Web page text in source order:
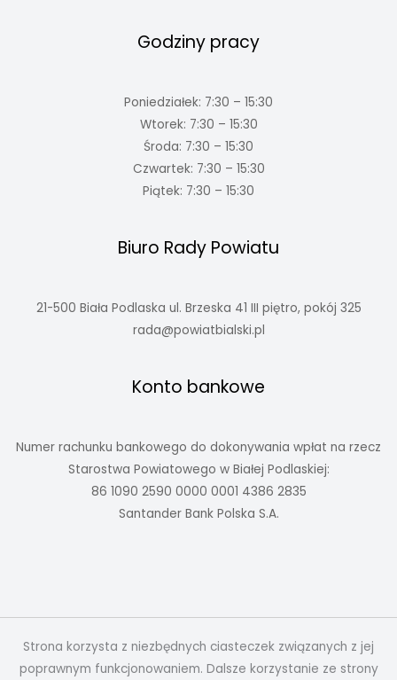
Godziny pracy
Poniedziałek: 7:30 – 15:30
Wtorek: 7:30 – 15:30
Środa: 7:30 – 15:30
Czwartek: 7:30 – 15:30
Piątek: 7:30 – 15:30
Biuro Rady Powiatu
21-500 Biała Podlaska ul. Brzeska 41 III piętro, pokój 325
rada@powiatbialski.pl
Konto bankowe
Numer rachunku bankowego do dokonywania wpłat na rzecz
Starostwa Powiatowego w Białej Podlaskiej:
86 1090 2590 0000 0001 4386 2835
Santander Bank Polska S.A.
Strona korzysta z niezbędnych ciasteczek związanych z jej
poprawnym funkcjonowaniem. Dalsze korzystanie ze strony